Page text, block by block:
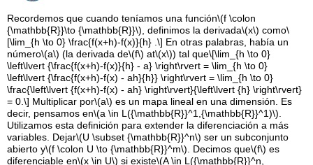
Recordemos que cuando teníamos una función\(f \colon
{\mathbb{R}}\to {\mathbb{R}}\) , definimos la derivada\(x\) como\
[\lim_{h \to 0} \frac{f(x+h)-f(x)}{h} .\] En otras palabras, había un
número\(a\) (la derivada de\(f\) at\(x\)) tal que\[\lim_{h \to 0}
\left\lvert {\frac{f(x+h)-f(x)}{h} - a} \right\rvert = \lim_{h \to 0}
\left\lvert {\frac{f(x+h)-f(x) - ah}{h}} \right\rvert = \lim_{h \to 0}
\frac{\left\lvert {f(x+h)-f(x) - ah} \right\rvert}{\left\lvert {h} \right\rvert}
= 0.\] Multiplicar por\(a\) es un mapa lineal en una dimensión. Es
decir, pensamos en\(a \in L({\mathbb{R}}^1,{\mathbb{R}}^1)\)
Utilizamos esta definición para extender la diferenciación a más
variables. Dejar\(U \subset {\mathbb{R}}^n\) ser un subconjunto
abierto y\(f \colon U \to {\mathbb{R}}^m\) . Decimos que\(f\) es
diferenciable en\(x \in U\) si existe\(A \in L({\mathbb{R}}^n,